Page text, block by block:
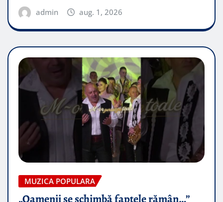
admin aug. 1, 2026
MUZICA POPULARA